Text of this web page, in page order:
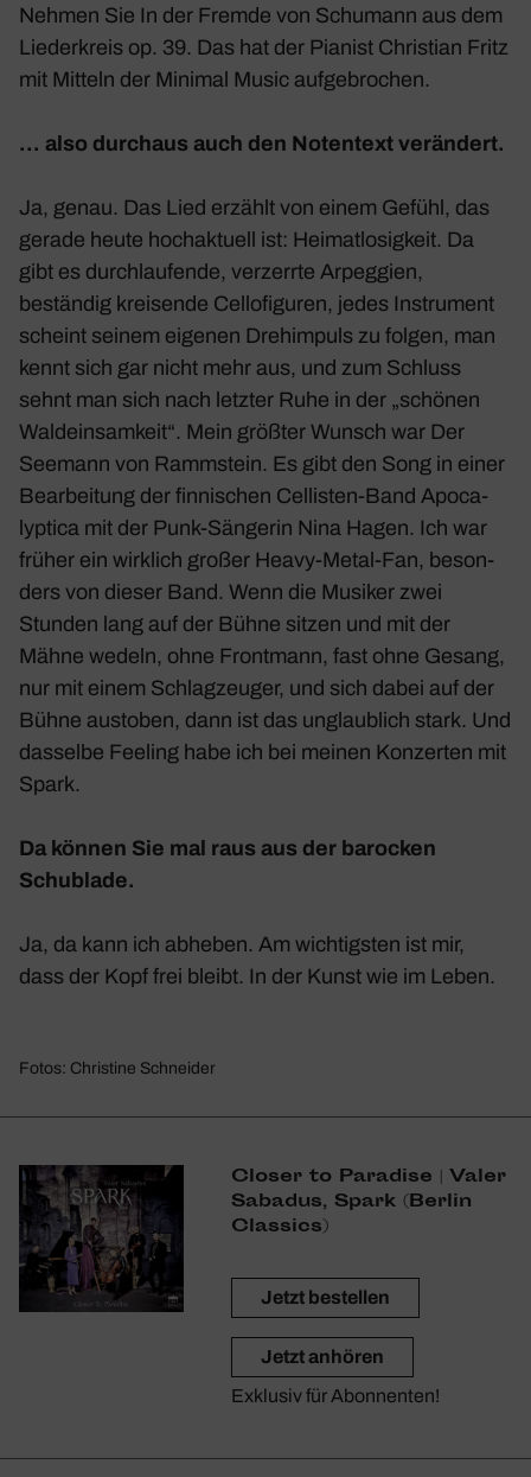
Nehmen Sie In der Fremde von Schu­mann aus dem
Lieder­kreis op. 39. Das hat der Pianist Chris­tian Fritz
mit Mitteln der Minimal Music aufge­bro­chen.
… also durchaus auch den Noten­text verän­dert.
Ja, genau. Das Lied erzählt von einem Gefühl, das
gerade heute hoch­ak­tuell ist: Heimat­lo­sig­keit. Da
gibt es durch­lau­fende, verzerrte Arpeg­gien,
beständig krei­sende Cellofi­guren, jedes Instru­ment
scheint seinem eigenen Dreh­im­puls zu folgen, man
kennt sich gar nicht mehr aus, und zum Schluss
sehnt man sich nach letzter Ruhe in der „schönen
Wald­ein­sam­keit“. Mein größter Wunsch war Der
Seemann von Ramm­stein. Es gibt den Song in einer
Bear­bei­tung der finni­schen Cellisten-Band Apoca­
lyp­tica mit der Punk-Sängerin Nina Hagen. Ich war
früher ein wirk­lich großer Heavy-Metal-Fan, beson­
ders von dieser Band. Wenn die Musiker zwei
Stunden lang auf der Bühne sitzen und mit der
Mähne wedeln, ohne Front­mann, fast ohne Gesang,
nur mit einem Schlag­zeuger, und sich dabei auf der
Bühne austoben, dann ist das unglaub­lich stark. Und
dasselbe Feeling habe ich bei meinen Konzerten mit
Spark.
Da können Sie mal raus aus der baro­cken
Schub­lade.
Ja, da kann ich abheben. Am wich­tigsten ist mir,
dass der Kopf frei bleibt. In der Kunst wie im Leben.
Fotos: Christine Schneider
Closer to Para­dise | Valer
Sabadus, Spark (Berlin
Clas­sics)
Jetzt bestellen
Jetzt anhören
Exklusiv für Abonnenten!